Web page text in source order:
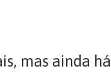
mas ainda